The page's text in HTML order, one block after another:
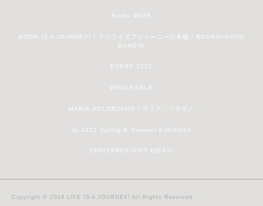
Bodhi MATE
BOOK IS A JOURNEY! / ライフイズアジャーニーの本棚 / BOOKS+KOTO
BANOIE
EVENT 2020
WHOLESALE
MARIA SOLORZANO / マリア・ソロザノ
jiji 2021 Spring & Summer Exhibition
CHRISTMAS GIFT IDEAS!
Copyright © 2024 LIFE IS A JOURNEY! All Rights Reserved.